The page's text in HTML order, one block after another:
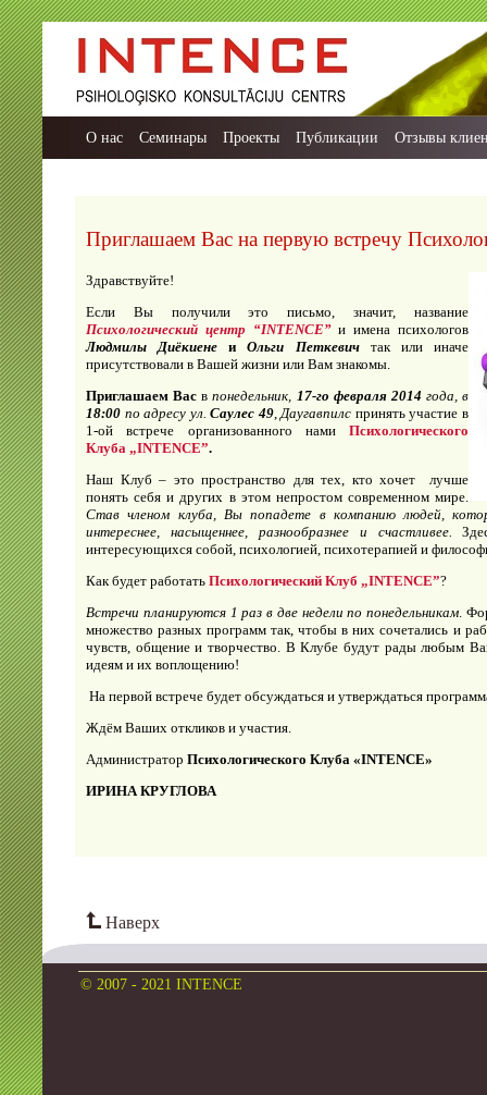
О нас Семинары Проекты Публикации Отзывы
Приглашаем Вас на первую встречу
Здравствуйте!
Если Вы получили это письмо, значит, название
Психологический центр “INTENCE”и имена психологов
Людмилы Диёкиене иОльги Петкевичтак или иначе
присутствовали в Вашей жизни или Вам знакомы.
Приглашаем Вас в понедельник, 17-го февраля 2014 года, в
18:00 по адресу ул.Саулес 49,Даугавпилс принять участие в
1-ой встрече организованного нами Психологического
Клуба „INTENCE”.
Наш Клуб – это пространство для тех, кто хочет лучше
понять себя и других в этом непростом современном мире.
Став членом клуба, Вы попадете в компанию людей,
интереснее, насыщеннее, разнообразнее и счастливее.
интересующихся собой, психологией, психотерапией и
Как будет работать Психологический Клуб „INTENCE”?
Встречи планируются1 раз в две недели по понедельникам.
множество разных программ так, чтобы в них сочетались и
чувств, общение и творчество. В Клубе будут рады любым
идеям и их воплощению!
На первой встрече будет обсуждаться и утверждаться
Ждём Ваших откликов и участия.
Администратор Психологического Клуба «INTENCE»
ИРИНА КРУГЛОВА
Наверх
© 2007 - 2021 INTENCE